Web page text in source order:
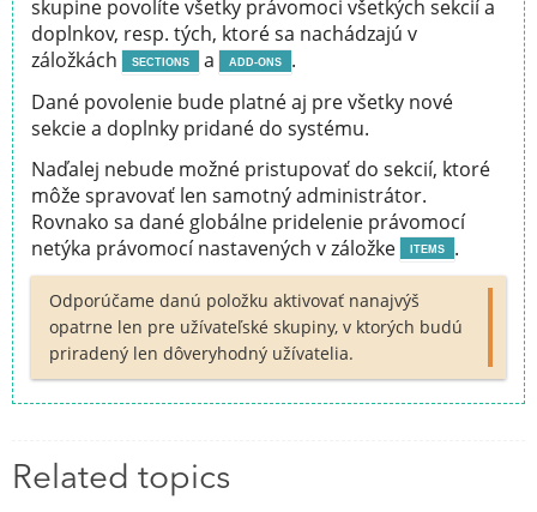
skupine povolíte všetky právomoci všetkých sekcií a
doplnkov, resp. tých, ktoré sa nachádzajú v
záložkách
SECTIONS a ADD-ONS
.
Dané povolenie bude platné aj pre všetky nové
sekcie a doplnky pridané do systému.
Naďalej nebude možné pristupovať do sekcií, ktoré
môže spravovať len samotný administrátor.
Rovnako sa dané globálne pridelenie právomocí
netýka právomocí nastavených v záložke
ITEMS .
Odporúčame danú položku aktivovať nanajvýš
opatrne len pre užívateľské skupiny, v ktorých budú
priradený len dôveryhodný užívatelia.
Related topics